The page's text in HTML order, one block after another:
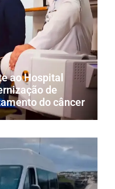
ao Hospital
de
do câncer